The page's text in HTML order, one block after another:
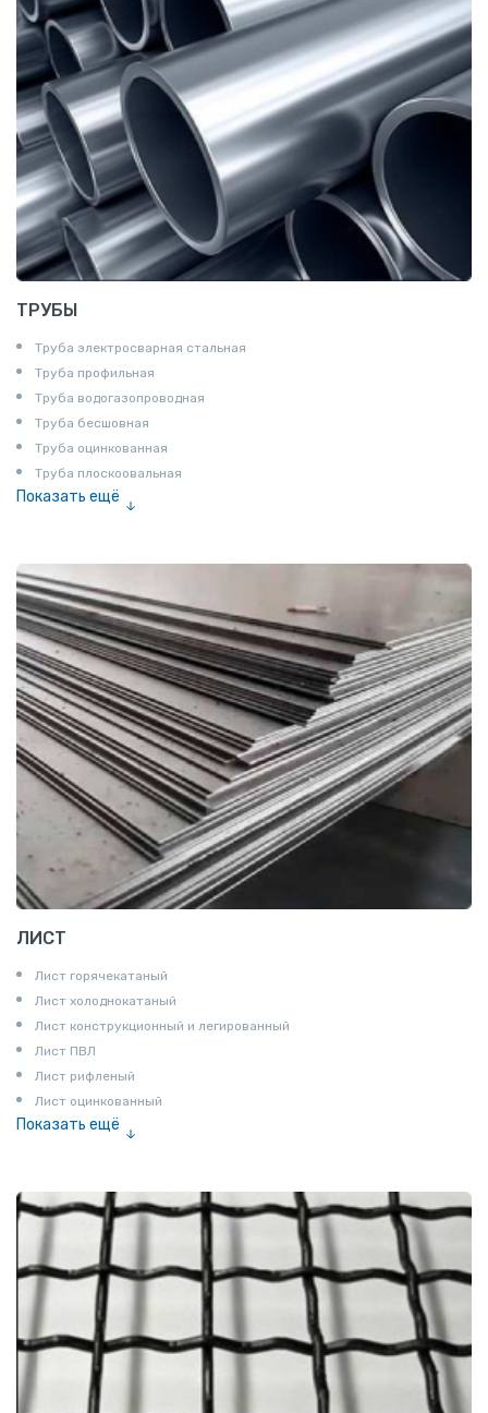
Полукруг
Шпунт Ларсена
ТРУБЫ
Труба электросварная стальная
Труба профильная
Труба водогазопроводная
Труба бесшовная
Труба оцинкованная
Труба плоскоовальная
Показать ещё
ЛИСТ
Лист горячекатаный
Лист холоднокатаный
Лист конструкционный и легированный
Лист ПВЛ
Лист рифленый
Лист оцинкованный
Показать ещё